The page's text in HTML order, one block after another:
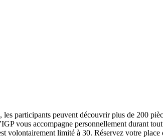
participants peuvent découvrir plus de 200
vous accompagne personnellement durant
volontairement limité à 30. Réservez votre place